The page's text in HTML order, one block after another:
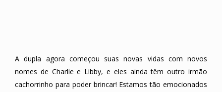
A dupla agora começou suas novas vidas com novos
nomes de Charlie e Libby, e eles ainda têm outro irmão
cachorrinho para poder brincar! Estamos tão emocionados